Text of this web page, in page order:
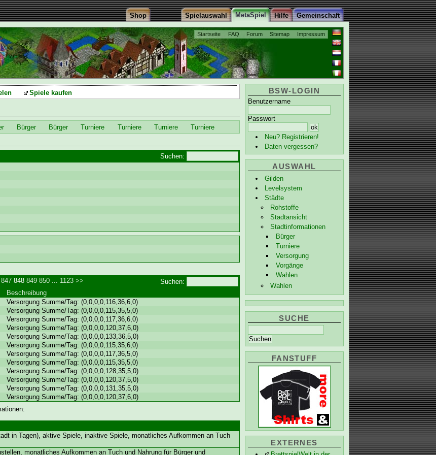
Startseite FAQ Forum Sitemap Impressum
Gemeinschaft
Hilfe
MetaSpiel
Spielauswahl
Shop
BSW-LOGIN
Benutzername
Passwort
Neu? Registrieren!
Daten vergessen?
AUSWAHL
Gilden
Levelsystem
Städte
Rohstoffe
Stadtansicht
Stadtinformationen
Bürger
Turniere
Versorgung
Vorgänge
Wahlen
Wahlen
SUCHE
FANSTUFF
EXTERNES
Spiele kaufen
Bürger Bürger Turniere Turniere Turniere Turniere
Suchen:
Suchen:
847 848849 850 1123 >>
Beschreibung
Versorgung Summe/Tag: (0,0,0,0,116,36,6,0)
Versorgung Summe/Tag: (0,0,0,0,115,35,5,0)
Versorgung Summe/Tag: (0,0,0,0,117,36,6,0)
Versorgung Summe/Tag: (0,0,0,0,120,37,6,0)
Versorgung Summe/Tag: (0,0,0,0,133,36,5,0)
Versorgung Summe/Tag: (0,0,0,0,115,35,6,0)
Versorgung Summe/Tag: (0,0,0,0,117,36,5,0)
Versorgung Summe/Tag: (0,0,0,0,115,35,5,0)
Versorgung Summe/Tag: (0,0,0,0,128,35,5,0)
Versorgung Summe/Tag: (0,0,0,0,120,37,5,0)
Versorgung Summe/Tag: (0,0,0,0,131,35,5,0)
Versorgung Summe/Tag: (0,0,0,0,120,37,6,0)
in Tagen), aktive Spiele, inaktive Spiele, monatliches Aufkommen an Tuch
monatliches Aufkommen an Tuch und Nahrung für Bürger und